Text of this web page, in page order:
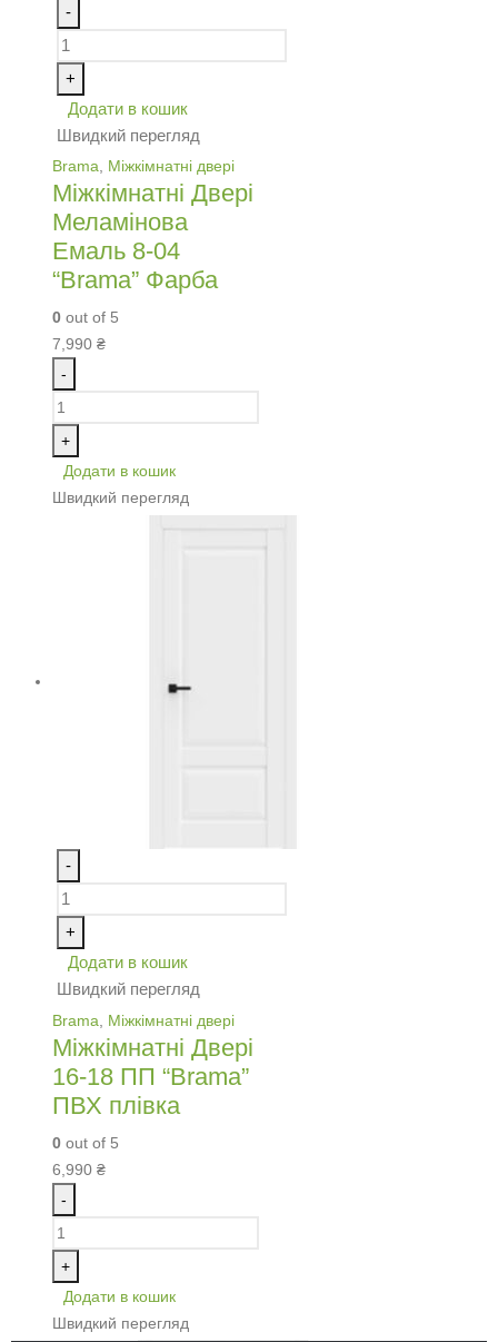
-
+
Додати в кошик
Швидкий перегляд
Brama, Міжкімнатні двері
Міжкімнатні Двері
Меламінова
Емаль 8-04
“Brama” Фарба
0 out of 5
7,990 ₴
-
+
Додати в кошик
Швидкий перегляд
-
+
Додати в кошик
Швидкий перегляд
Brama Міжкімнатні двері
Міжкімнатні Двері
16-18 ПП “Brama”
ПВХ плівка
0 out of 5
6,990 ₴
-
+
Додати в кошик
Швидкий перегляд